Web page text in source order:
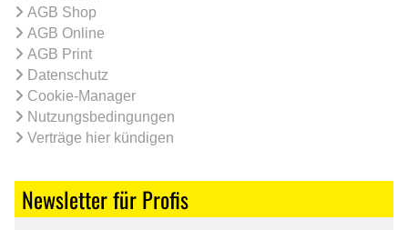
AGB Shop
AGB Online
AGB Print
Datenschutz
Cookie-Manager
Nutzungsbedingungen
Verträge hier kündigen
Newsletter für Profis